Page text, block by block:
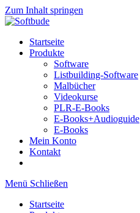
Zum Inhalt springen
Startseite
Produkte
Software
Listbuilding-Software
Malbücher
Videokurse
PLR-E-Books
E-Books+Audioguide
E-Books
Mein Konto
Kontakt
Menü Schließen
Startseite